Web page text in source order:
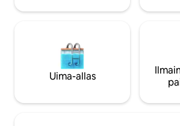
Uima-allas